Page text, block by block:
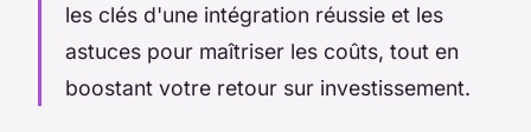
les clés d'une intégration réussie et les
astuces pour maîtriser les coûts, tout en
boostant votre retour sur investissement.